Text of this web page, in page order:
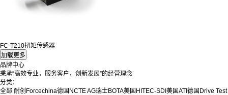
FC-T210扭矩传感器
品牌中心
秉承“高效专业，服务客户，创新发展”的经营理念
分类：
全部 耐创Forcechina德国NCTE AG瑞士BOTA美国HITEC-SDI 美国ATI 德国Drive Test